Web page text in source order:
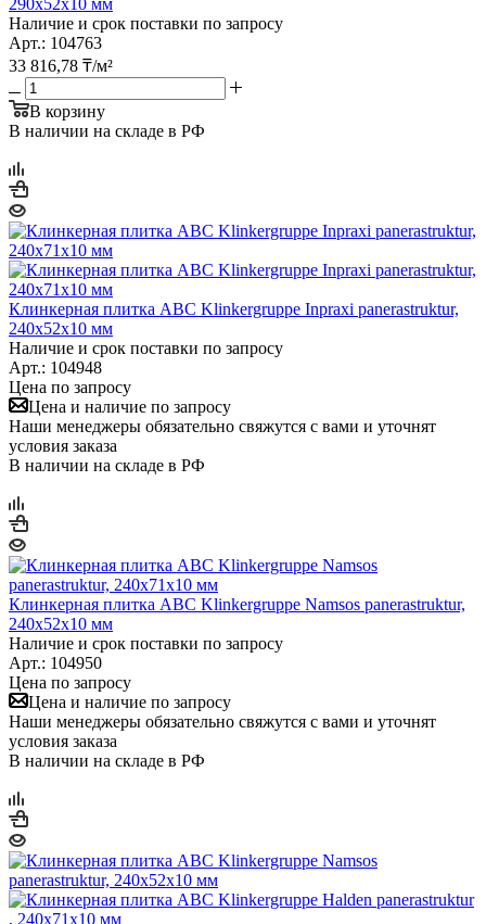
Наличие и срок поставки по запросу
Арт.: 104763
33 816,78 ₸/м²
В корзину
В наличии на складе в РФ
Клинкерная плитка ABC Klinkergruppe Inpraxi panerastruktur,
240х52х10 мм
Наличие и срок поставки по запросу
Арт.: 104948
Цена по запросу
Цена и наличие по запросу
Наши менеджеры обязательно свяжутся с вами и уточнят
условия заказа
В наличии на складе в РФ
Клинкерная плитка ABC Klinkergruppe Namsos panerastruktur,
240х52х10 мм
Наличие и срок поставки по запросу
Арт.: 104950
Цена по запросу
Цена и наличие по запросу
Наши менеджеры обязательно свяжутся с вами и уточнят
условия заказа
В наличии на складе в РФ